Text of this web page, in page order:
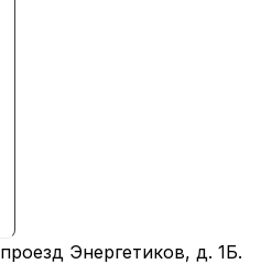
проезд Энергетиков, д. 1Б.